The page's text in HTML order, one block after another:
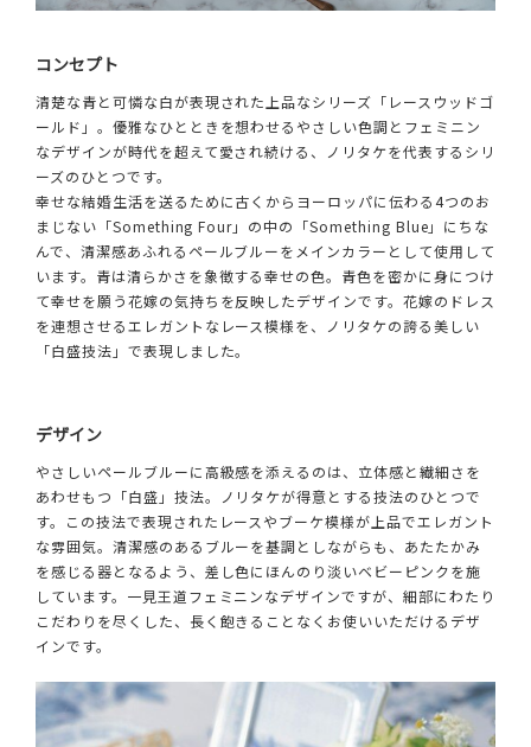
コンセプト
清楚な青と可憐な白が表現された上品なシリーズ「レースウッドゴ
ールド」。優雅なひとときを想わせるやさしい色調とフェミニン
なデザインが時代を超えて愛され続ける、ノリタケを代表するシリ
ーズのひとつです。
幸せな結婚生活を送るために古くからヨーロッパに伝わる4つのお
まじない「Something Four」の中の「Something Blue」にちな
んで、清潔感あふれるペールブルーをメインカラーとして使用して
います。青は清らかさを象徴する幸せの色。青色を密かに身につけ
て幸せを願う花嫁の気持ちを反映したデザインです。花嫁のドレス
を連想させるエレガントなレース模様を、ノリタケの誇る美しい
「白盛技法」で表現しました。
デザイン
やさしいペールブルーに高級感を添えるのは、立体感と繊細さを
あわせもつ「白盛」技法。ノリタケが得意とする技法のひとつで
す。この技法で表現されたレースやブーケ模様が上品でエレガント
な雰囲気。清潔感のあるブルーを基調としながらも、あたたかみ
を感じる器となるよう、差し色にほんのり淡いベビーピンクを施
しています。一見王道フェミニンなデザインですが、細部にわたり
こだわりを尽くした、長く飽きることなくお使いいただけるデザ
インです。